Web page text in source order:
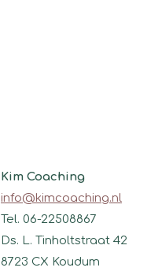
Kim Coaching
info@kimcoaching.nl
Tel. 06-22508867
Ds. L. Tinholtstraat 42
8723 CX Koudum